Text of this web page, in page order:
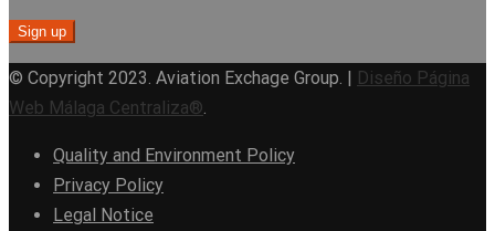
© Copyright 2023. Aviation Exchage Group. |
Diseño Página
Web Málaga Centraliza®.
Quality and Environment Policy
Privacy Policy
Legal Notice